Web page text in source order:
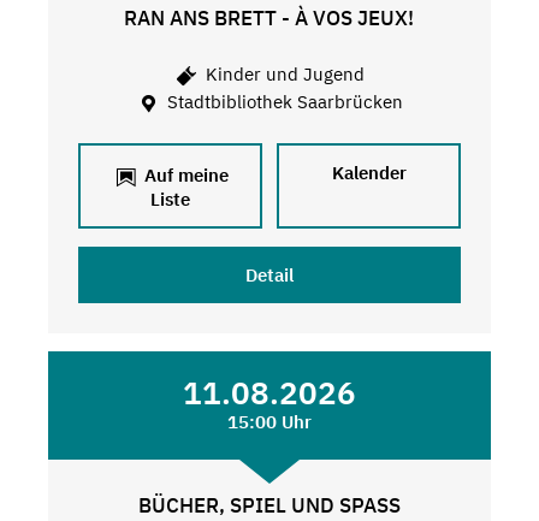
RAN ANS BRETT - À VOS JEUX!
Kinder und Jugend
Stadtbibliothek Saarbrücken
Auf meine
Liste
Kalender
Detail
11.08.2026
15:00 Uhr
BÜCHER, SPIEL UND SPASS